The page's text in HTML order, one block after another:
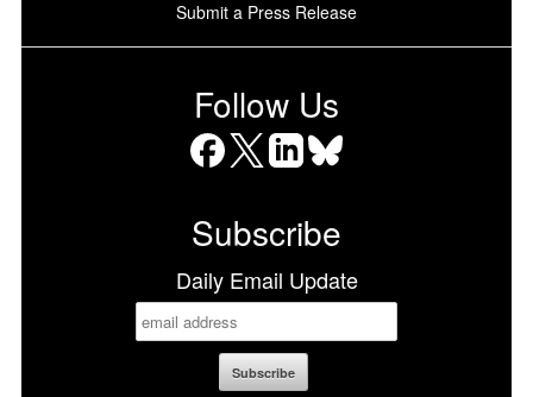
Submit a Press Release
Follow Us
Subscribe
Daily Email Update